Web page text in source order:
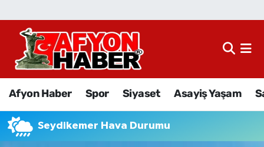
Afyon Haber Spor Siyaset Asayiş Yaşam
Seydikemer Hava Durumu
Afyon Haber
Asayiş Yaşam